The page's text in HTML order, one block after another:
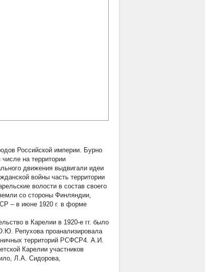
Российской империи. Бурно
на территории
движения выдвигали идеи
войны часть территории
волости в состав своего
со стороны Финляндии,
– в июне 1920 г. в форме
в Карелии в 1920-е гг. было
Репухова проанализировала
территорий РСФСР4. А.И.
Карелии участников
Л.А. Сидорова,